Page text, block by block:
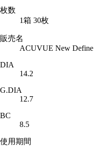
枚数
1箱 30枚
販売名
ACUVUE New Define
DIA
14.2
G.DIA
12.7
BC
8.5
使用期間